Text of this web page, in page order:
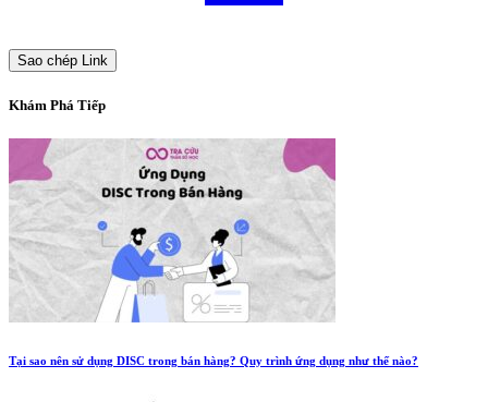
Sao chép Link
Khám Phá Tiếp
Tại sao nên sử dụng DISC trong bán hàng? Quy trình ứng dụng như thế nào?